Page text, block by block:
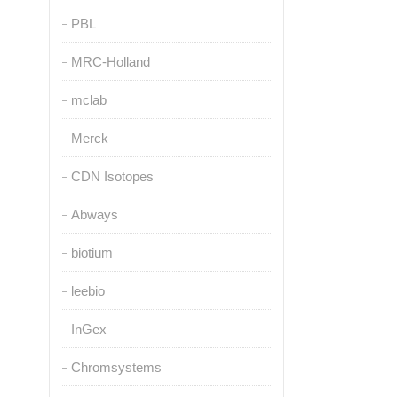
PBL
MRC-Holland
mclab
Merck
CDN Isotopes
Abways
biotium
leebio
InGex
Chromsystems